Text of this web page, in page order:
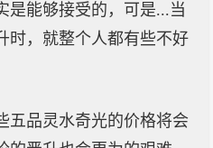
是能够接受的，可是...当
时，就整个人都有些不好
五品灵水奇光的价格将会